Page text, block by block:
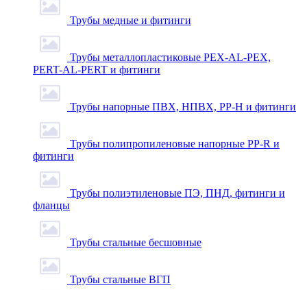
Трубы медные и фитинги
Трубы металлопластиковые PEX-AL-PEX,
PERT-AL-PERT и фитинги
Трубы напорные ПВХ, НПВХ, PP-H и фитинги
Трубы полипропиленовые напорные PP-R и
фитинги
Трубы полиэтиленовые ПЭ, ПНД, фитинги и
фланцы
Трубы стальные бесшовные
Трубы стальные ВГП